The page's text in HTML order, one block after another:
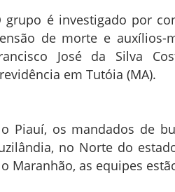
grupo é investigado por
de morte e auxílios-
José da Silva
em Tutóia (MA).
Piauí, os mandados de
no Norte do
Maranhão, as equipes